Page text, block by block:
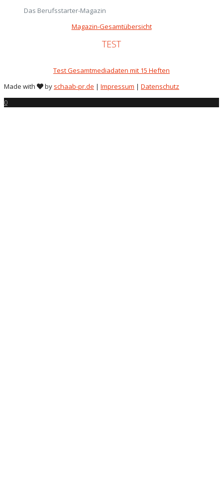
Das Berufsstarter-Magazin
Magazin-Gesamtübersicht
TEST
Test Gesamtmediadaten mit 15 Heften
Made with
by schaab-pr.de | Impressum | Datenschutz
0